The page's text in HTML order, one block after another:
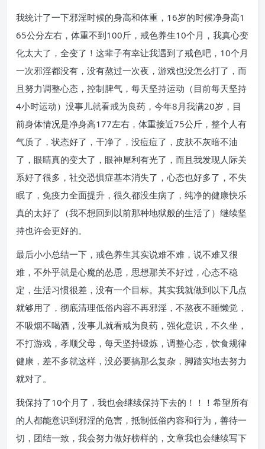
我统计了一下邪淫时候的身高和体重，16岁的时候净身高1
65公分左右，体重不到100斤，戒色养生10个月，我真心变
化太大了，全变了！这辈子有幸让我遇到了戒色吧，10个月
一次邪淫都没有，没有熬过一次夜，游戏也没怎么打了，而
且努力调整心态，控制脾气，每天坚持运动（目前每天坚持
4小时运动）没事儿就看戒为良药，今年8月我满20岁，目
前身体情况是净身高177左右，体重接近75公斤，整个人有
气质了，状态好了，干净了，没痘痘了，皮肤不灰暗不油
了，眼睛真的变大了，眼神犀利有光了，而且我发现人际关
系好了很多，社交恐惧症基本消失了，心态也好多了，不失
眠了，免疫力全面提升，很久都没生病了，纯净的健康快乐
真的太好了（我不想回到以前那种地狱般的生活了）继续坚
持也许会更好的。
最后小小总结一下，戒色养生其实说难不难，说不难又很
难，不外乎就是心魔的怂恿，思想那关不好过，心态不稳
定，生活习惯很差，没有一个目标。其实我就做到以下几点
就够用了，彻底清理低俗内容不再邪淫，不熬夜不睡懒觉，
不吸烟不喝酒，没事儿就看戒为良药，强化意识，不久坐，
不打游戏，孝顺父母，每天坚持锻炼，调整心态，饮食规律
健康，差不多就这样，没必要搞那么复杂，脚踏实地去努力
就对了。
我保持了10个月了，我也会继续保持下去的！！！希望所有
的人都能意识到邪淫的危害，抵制低俗内容和行为，善待一
切，团结一致，我会努力做好榜样的，文章我也会继续写下